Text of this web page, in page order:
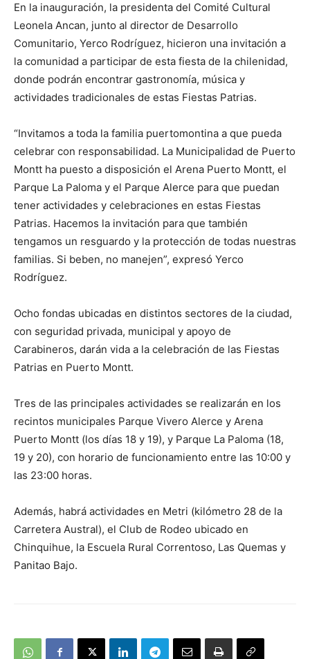
En la inauguración, la presidenta del Comité Cultural
Leonela Ancan, junto al director de Desarrollo
Comunitario, Yerco Rodríguez, hicieron una invitación a
la comunidad a participar de esta fiesta de la chilenidad,
donde podrán encontrar gastronomía, música y
actividades tradicionales de estas Fiestas Patrias.
“Invitamos a toda la familia puertomontina a que pueda
celebrar con responsabilidad. La Municipalidad de Puerto
Montt ha puesto a disposición el Arena Puerto Montt, el
Parque La Paloma y el Parque Alerce para que puedan
tener actividades y celebraciones en estas Fiestas
Patrias. Hacemos la invitación para que también
tengamos un resguardo y la protección de todas nuestras
familias. Si beben, no manejen”, expresó Yerco
Rodríguez.
Ocho fondas ubicadas en distintos sectores de la ciudad,
con seguridad privada, municipal y apoyo de
Carabineros, darán vida a la celebración de las Fiestas
Patrias en Puerto Montt.
Tres de las principales actividades se realizarán en los
recintos municipales Parque Vivero Alerce y Arena
Puerto Montt (los días 18 y 19), y Parque La Paloma (18,
19 y 20), con horario de funcionamiento entre las 10:00 y
las 23:00 horas.
Además, habrá actividades en Metri (kilómetro 28 de la
Carretera Austral), el Club de Rodeo ubicado en
Chinquihue, la Escuela Rural Correntoso, Las Quemas y
Panitao Bajo.